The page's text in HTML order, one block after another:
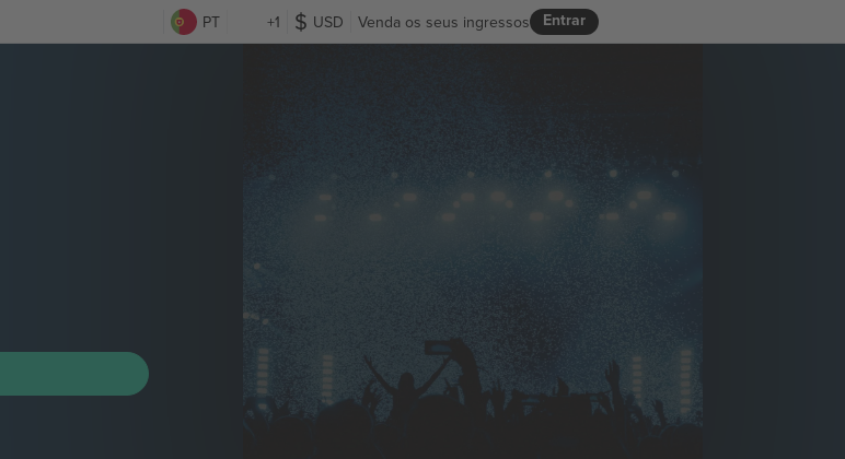
PT +1 USD Entrar
Venda os seus ingressos